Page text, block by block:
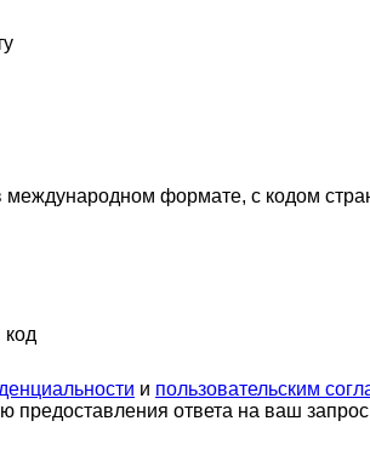
международном формате, с кодом
и пользовательским
ответа на ваш